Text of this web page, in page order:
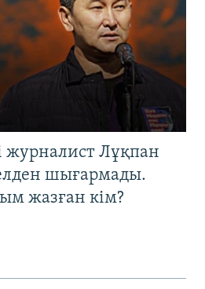
журналист Лұқпан
шығармады.
жазған кім?